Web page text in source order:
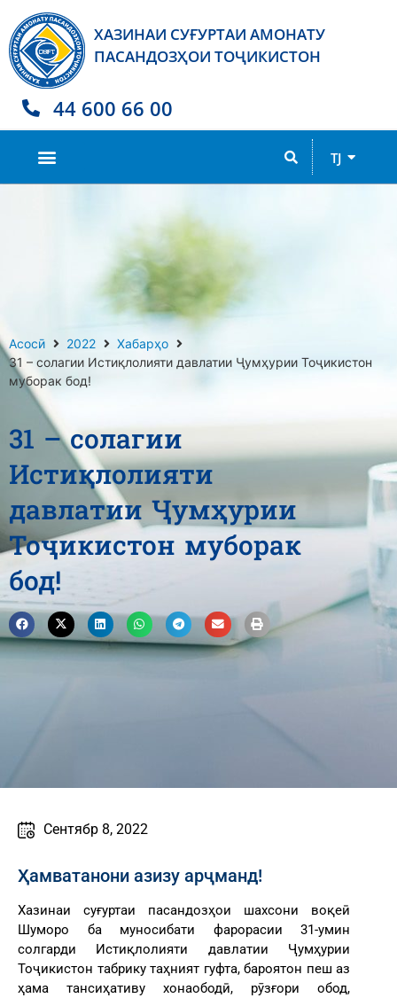
ХАЗИНАИ СУҒУРТАИ АМОНАТУ
ПАСАНДОЗҲОИ ТОҶИКИСТОН
44 600 66 00
TJ
EN
Асосӣ 2022
Хабарҳо
31 – солагии Истиқлолияти давлатии Ҷумҳурии Тоҷикистон
муборак бод!
31 – солагии
Истиқлолияти
давлатии Ҷумҳурии
Тоҷикистон муборак
бод!
Cентябр 8, 2022
Ҳамватанони азизу арҷманд!
Хазинаи суғуртаи пасандозҳои шахсони воқеӣ
Шуморо ба муносибати фарорасии 31-умин
солгарди Истиқлолияти давлатии Ҷумҳурии
Тоҷикистон табрику таҳният гуфта, бароятон пеш аз
ҳама тансиҳативу хонаободӣ, рӯзғори обод,